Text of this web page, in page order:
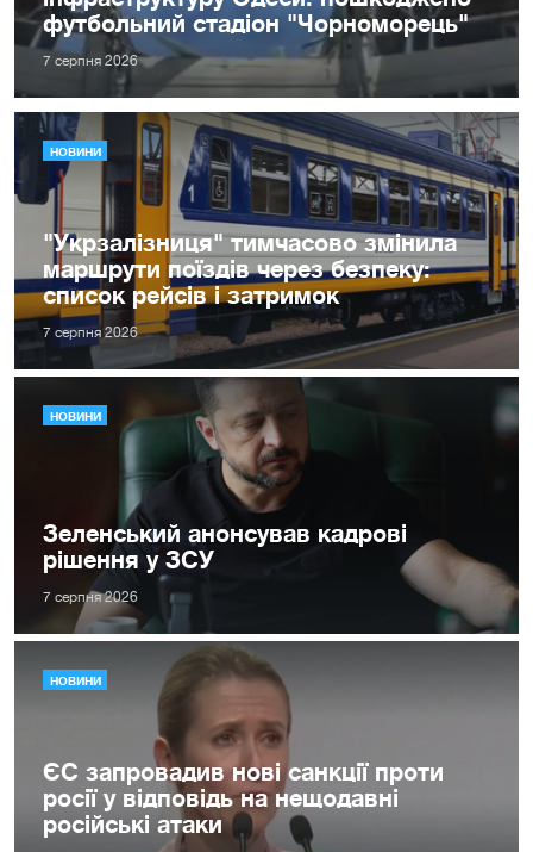
футбольний стадіон "Чорноморець"
7 серпня 2026
НОВИНИ
"Укрзалізниця" тимчасово змінила
маршрути поїздів через безпеку:
список рейсів і затримок
7 серпня 2026
НОВИНИ
Зеленський анонсував кадрові
рішення у ЗСУ
7 серпня 2026
НОВИНИ
ЄС запровадив нові санкції проти
росії у відповідь на нещодавні
російські атаки